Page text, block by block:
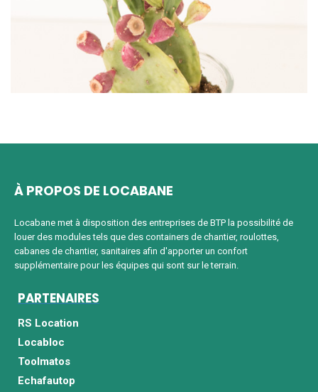
À PROPOS DE LOCABANE
Locabane met à disposition des entreprises de BTP la possibilité de
louer des modules tels que des containers de chantier, roulottes,
cabanes de chantier, sanitaires afin d'apporter un confort
supplémentaire pour les équipes qui sont sur le terrain.
PARTENAIRES
RS Location
Locabloc
Toolmatos
Echafautop